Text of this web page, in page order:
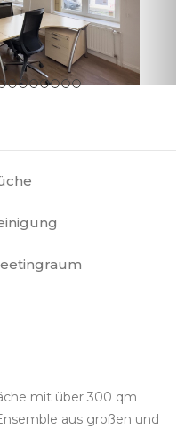
mit über 300 qm
aus großen und